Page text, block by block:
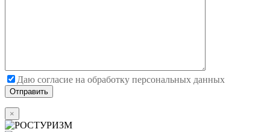
Даю согласие на обработку персональных данных
×